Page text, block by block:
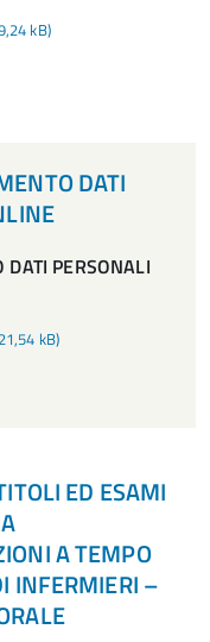
kB)
DATI
DATI PERSONALI
kB)
ED ESAMI
A TEMPO
INFERMIERI –